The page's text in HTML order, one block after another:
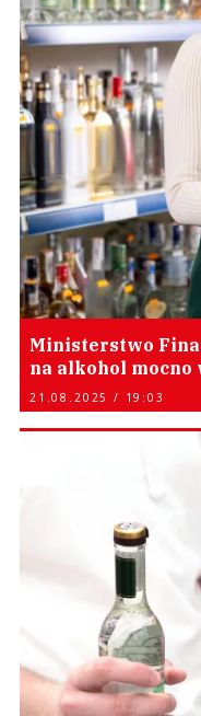
Ministerstwo
na alkohol mocno
21.08.2025 / 19:03